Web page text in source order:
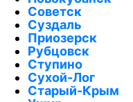
Советск
Суздаль
Приозерск
Рубцовск
Ступино
Сухой-Лог
Старый-Крым